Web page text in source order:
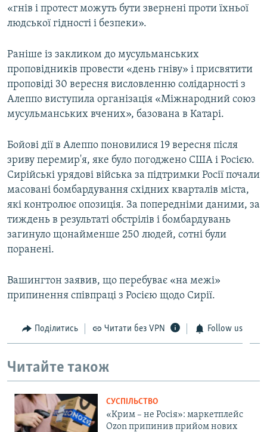
«гнів і протест можуть бути звернені проти їхньої
людської гідності і безпеки».
Раніше із закликом до мусульманських
проповідників провести «день гніву» і присвятити
проповіді 30 вересня висловленню солідарності з
Алеппо виступила організація «Міжнародний союз
мусульманських вчених», базована в Катарі.
Бойові дії в Алеппо поновилися 19 вересня після
зриву перемир'я, яке було погоджено США і Росією.
Сирійські урядові війська за підтримки Росії почали
масовані бомбардування східних кварталів міста,
які контролює опозиція. За попередніми даними, за
тиждень в результаті обстрілів і бомбардувань
загинуло щонайменше 250 людей, сотні були
поранені.
Вашингтон заявив, що перебуває «на межі»
припинення співпраці з Росією щодо Сирії.
Поділитись Читати без VPN Follow us
Читайте також
СУСПІЛЬСТВО
«Крим – не Росія»: маркетплейс
Ozon припинив прийом нових